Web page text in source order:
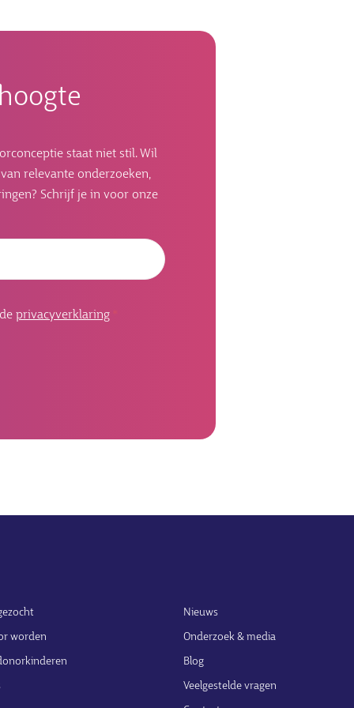
staat niet stil. Wil
relevante onderzoeken,
Schrijf je in voor onze
privacyverklaring
worden
Nieuws
Onderzoek & media
Blog
Veelgestelde vragen